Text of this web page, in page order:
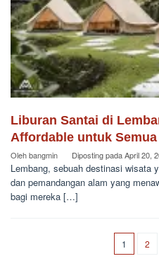
Liburan Santai di
Affordable untuk Semua
Olehbangmin Diposting padaApril 20,
Lembang, sebuah destinasi wisata
dan pemandangan alam yang
bagi mereka […]
1 2